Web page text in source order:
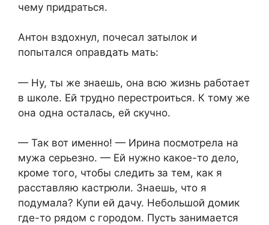
чему придраться.
Антон вздохнул, почесал затылок и
попытался оправдать мать:
— Ну, ты же знаешь, она всю жизнь работает
в школе. Ей трудно перестроиться. К тому же
она одна осталась, ей скучно.
— Так вот именно! — Ирина посмотрела на
мужа серьезно. — Ей нужно какое-то дело,
кроме того, чтобы следить за тем, как я
расставляю кастрюли. Знаешь, что я
подумала? Купи ей дачу. Небольшой домик
где-то рядом с городом. Пусть занимается